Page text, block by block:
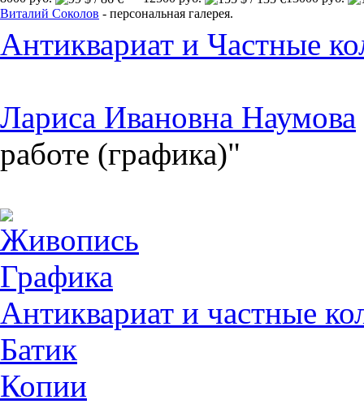
Виталий Соколов - персональная галерея.
Антиквариат и Частные
Лариса Ивановна Наумова
работе (графика)"
Живопись
Графика
Антиквариат и частные
Батик
Копии